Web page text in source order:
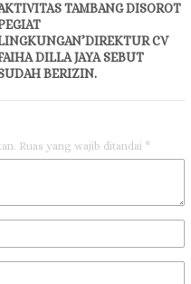
TAMBANG DISOROT
CV
DILLA JAYA SEBUT
BERIZIN.
Ruas yang wajib ditandai *